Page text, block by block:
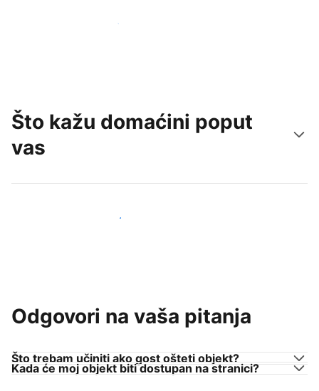
Doprite do novih gostiju već danas
Što kažu domaćini poput
vas
Pridružite se domaćinima poput vas
Odgovori na vaša pitanja
Što trebam učiniti ako gost ošteti objekt?
Kada će moj objekt biti dostupan na stranici?